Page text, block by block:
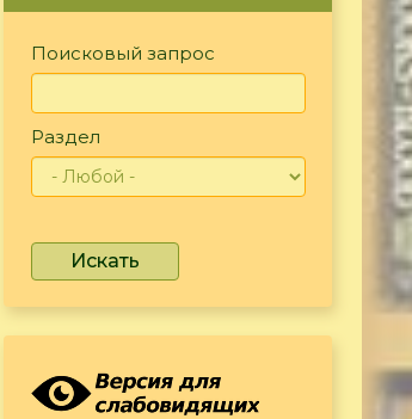
Поисковый запрос
Раздел
Искать